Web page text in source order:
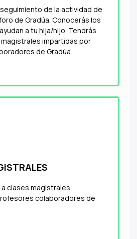
de la actividad de
de Gradúa. Conocerás los
a tu hija/hijo. Tendrás
impartidas por
de Gradúa.
clases magistrales
colaboradores de